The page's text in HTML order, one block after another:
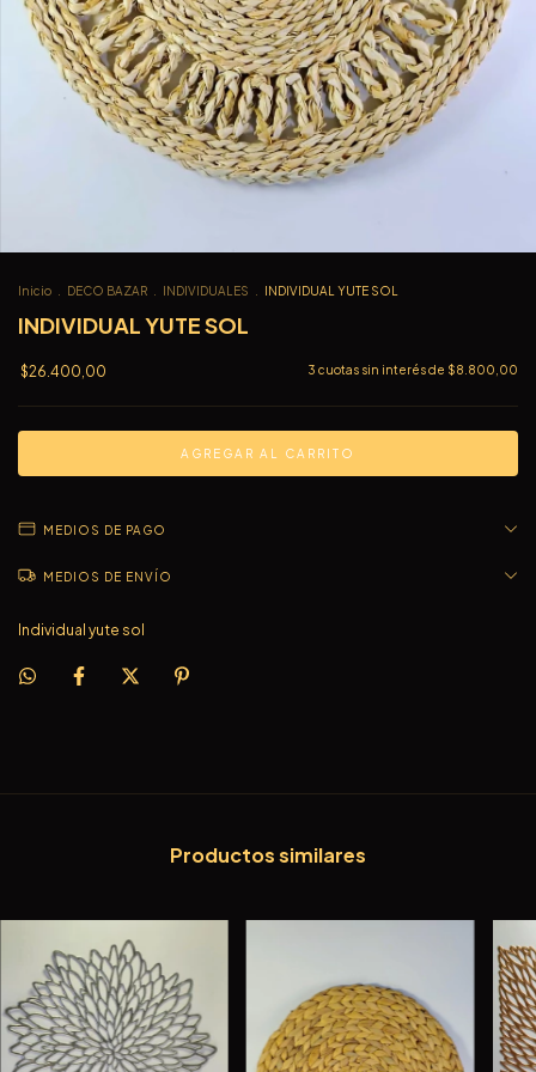
Inicio DECO BAZAR INDIVIDUALES INDIVIDUAL YUTE SOL
INDIVIDUAL YUTE SOL
$26.400,00 3 cuotas sin interés de $8.800,00
MEDIOS DE PAGO
MEDIOS DE ENVÍO
Individual yute sol
Productos similares